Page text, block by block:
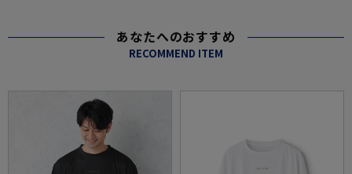
あなたへのおすすめ
RECOMMEND ITEM